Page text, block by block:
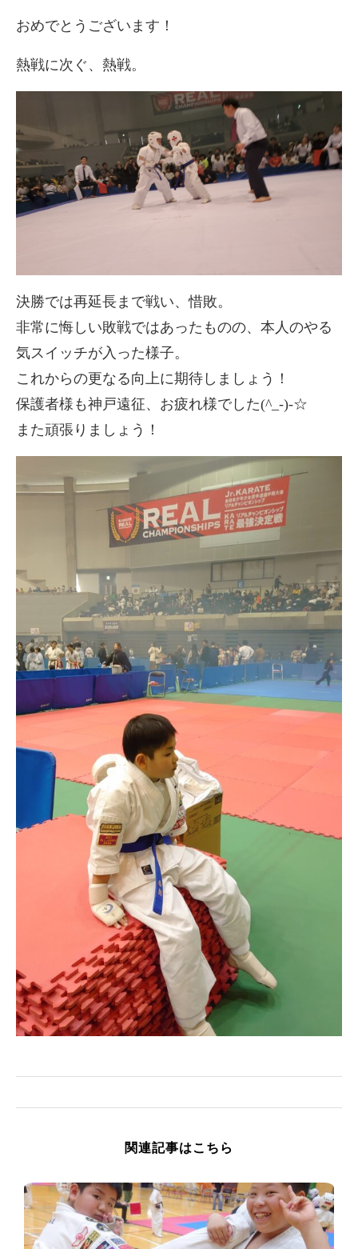
おめでとうございます！
熱戦に次ぐ、熱戦。
決勝では再延長まで戦い、惜敗。
非常に悔しい敗戦ではあったものの、本人のやる
気スイッチが入った様子。
これからの更なる向上に期待しましょう！
保護者様も神戸遠征、お疲れ様でした(^_-)-☆
また頑張りましょう！
関連記事はこちら